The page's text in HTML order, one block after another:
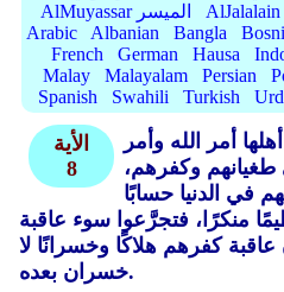
AlMuyassar الميسر
Arabic
Albanian Bangla
French
German Hausa
Malay
Malayalam Persian
Spanish
Swahili Turkish
الأية
8
أمر الله وأمر
وكفرهم،
في الدنيا حسابًا
منكرًا، فتجرَّعوا سوء عاقبة
كفرهم هلاكًا وخسرانًا لا
خسران بعده.